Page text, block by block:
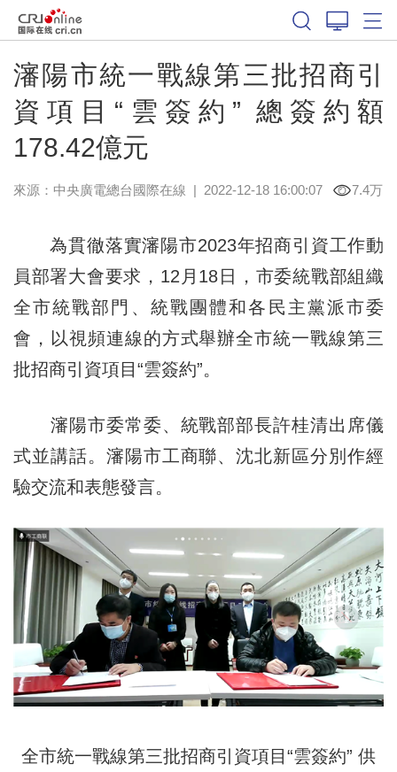
瀋陽市統一戰線第三批招商引
資項目“雲簽約” 總簽約額
178.42億元
來源：中央廣電總台國際在線 | 2022-12-18 16:00:07 7.4万
為貫徹落實瀋陽市2023年招商引資工作動
員部署大會要求，12月18日，市委統戰部組織
全市統戰部門、統戰團體和各民主黨派市委
會，以視頻連線的方式舉辦全市統一戰線第三
批招商引資項目“雲簽約”。
瀋陽市委常委、統戰部部長許桂清出席儀
式並講話。瀋陽市工商聯、沈北新區分別作經
驗交流和表態發言。
全市統一戰線第三批招商引資項目“雲簽約” 供